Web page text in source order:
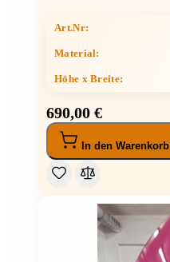
Art.Nr:
Material:
Höhe x Breite:
690,00 €
In den Warenkorb